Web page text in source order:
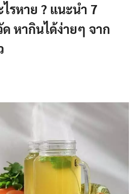
รหาย ? แนะนำ 7
หากินได้ง่ายๆ จาก